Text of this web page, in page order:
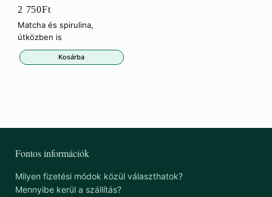
2 750Ft
Matcha és spirulina,
útközben is
Kosárba
Fontos információk
Milyen fizetési módok közül választhatok?
Mennyibe kerül a szállítás?